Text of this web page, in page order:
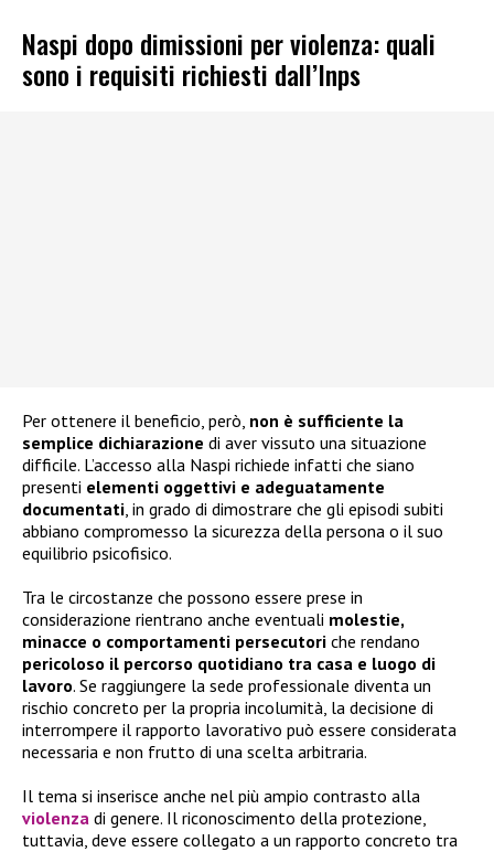
Naspi dopo dimissioni per violenza: quali
sono i requisiti richiesti dall’Inps
Per ottenere il beneficio, però, non è sufficiente la
semplice dichiarazione di aver vissuto una situazione
difficile. L’accesso alla Naspi richiede infatti che siano
presenti elementi oggettivi e adeguatamente
documentati, in grado di dimostrare che gli episodi subiti
abbiano compromesso la sicurezza della persona o il suo
equilibrio psicofisico.
Tra le circostanze che possono essere prese in
considerazione rientrano anche eventuali molestie,
minacce o comportamenti persecutori che rendano
pericoloso il percorso quotidiano tra casa e luogo di
lavoro. Se raggiungere la sede professionale diventa un
rischio concreto per la propria incolumità, la decisione di
interrompere il rapporto lavorativo può essere considerata
necessaria e non frutto di una scelta arbitraria.
Il tema si inserisce anche nel più ampio contrasto alla
violenza di genere. Il riconoscimento della protezione,
tuttavia, deve essere collegato a un rapporto concreto tra